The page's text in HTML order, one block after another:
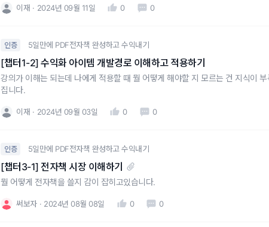
이재 2024년 09월 11일 0 0
인증 5일만에 PDF전자책 완성하고 수익내기
[챕터1-2] 수익화 아이템 개발경로 이해하고 적용하기
강의가 이해는 되는데 나에게 적용할 때 뭘 어떻게 해야할 지 모르는 건 지식이
집니다.
이재 2024년 09월 03일 0 0
인증 5일만에 PDF전자책 완성하고 수익내기
[챕터3-1] 전자책 시장 이해하기
뭘 어떻게 전자책을 쓸지 감이 잡히고있습니다.
써보자 2024년 08월 08일 0 0